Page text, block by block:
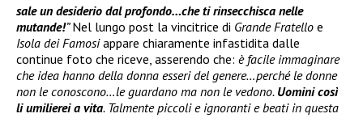
sale un desiderio dal profondo…che ti rinsecchisca nelle
mutande!”Nel lungo post la vincitrice di Grande Fratello e
Isola dei Famosiappare chiaramente infastidita dalle
continue foto che riceve, asserendo che: è facile immaginare
che idea hanno della donna esseri del genere…perché le donne
non le conoscono…le guardano ma non le vedono. Uomini così
li umilierei a vita. Talmente piccoli e ignoranti e beati in questa